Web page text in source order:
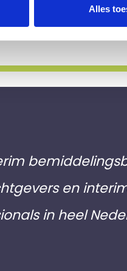
Alles
aan inschrijving en
en
in heel